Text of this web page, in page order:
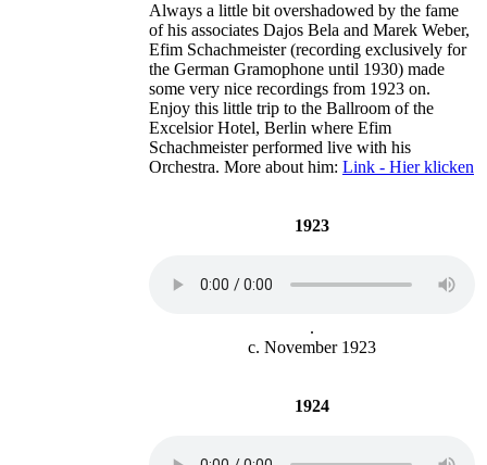
Always a little bit overshadowed by the fame
of his associates Dajos Bela and Marek Weber,
Efim Schachmeister (recording exclusively for
the German Gramophone until 1930) made
some very nice recordings from 1923 on.
Enjoy this little trip to the Ballroom of the
Excelsior Hotel, Berlin where Efim
Schachmeister performed live with his
Orchestra. More about him: Link - Hier klicken
1923
.
c. November 1923
1924